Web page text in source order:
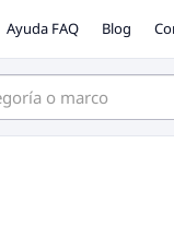
Ayuda FAQ Blog